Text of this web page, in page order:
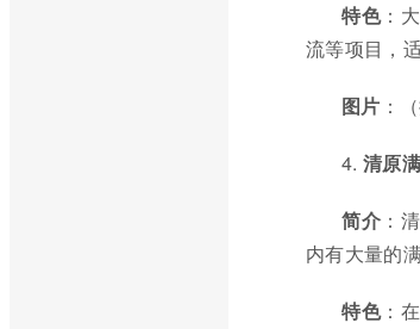
特色：
流等项目，
图片 ：
4. 清原
简介 ：
内有大量的
特色：